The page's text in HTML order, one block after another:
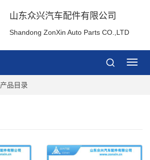
山东众兴汽车配件有限公司
Shandong ZonXin Auto Parts CO.,LTD
导
产品目录